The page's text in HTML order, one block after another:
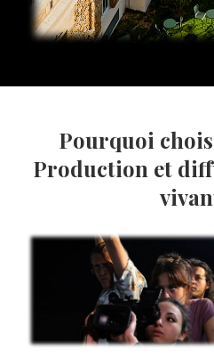
Pourquoi
Production et